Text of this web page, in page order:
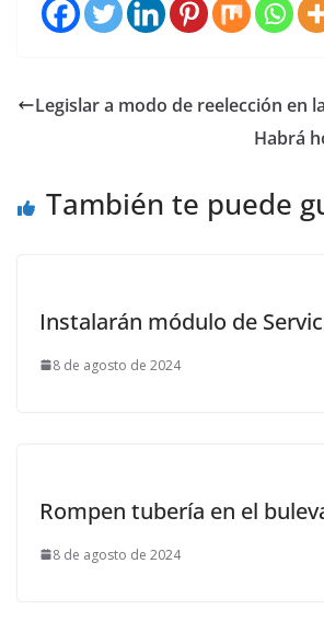
Legislar a modo de reelección en
Habrá
También te puede
Instalarán módulo de
8 de agosto de 2024
Rompen tubería en el
8 de agosto de 2024